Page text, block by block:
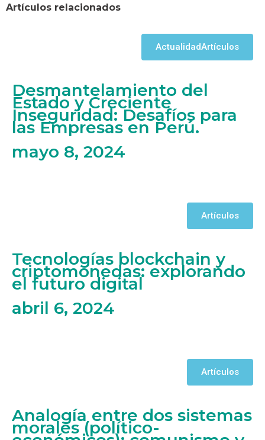
Artículos relacionados
ActualidadArtículos
Desmantelamiento del
Estado y Creciente
Inseguridad: Desafíos para
las Empresas en Perú.
mayo 8, 2024
Artículos
Tecnologías blockchain y
criptomonedas: explorando
el futuro digital
abril 6, 2024
Artículos
Analogía entre dos sistemas
morales (político-